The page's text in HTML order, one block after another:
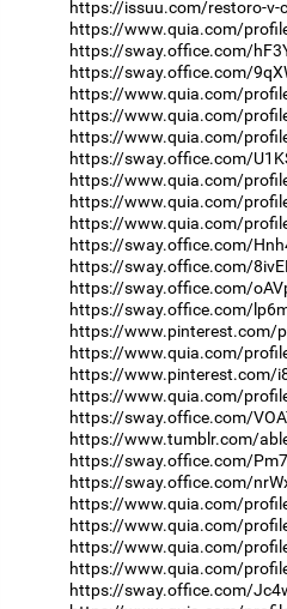
https://issuu.com/restoro-v-
https://www.quia.com/
https://sway.office.com/
https://sway.office.com/
https://www.quia.com/
https://www.quia.com/
https://www.quia.com/
https://sway.office.com/
https://www.quia.com/
https://www.quia.com/
https://www.quia.com/
https://sway.office.com/
https://sway.office.com/
https://sway.office.com/
https://sway.office.com/
https://www.pinterest.com/
https://www.quia.com/
https://www.pinterest.com/
https://www.quia.com/
https://sway.office.com/
https://www.tumblr.com/
https://sway.office.com/
https://sway.office.com/
https://www.quia.com/
https://www.quia.com/
https://www.quia.com/
https://www.quia.com/
https://sway.office.com/